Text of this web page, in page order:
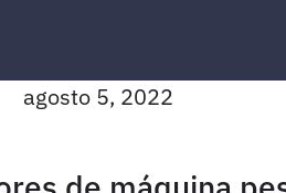
agosto 5, 2022